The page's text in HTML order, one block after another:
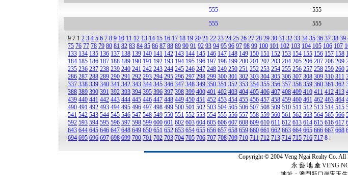
555
555
555
555
9 712 3 4 5 6 7 8 9 10 11 12 13 14 15 16 17 18 19 20 21 22 23 24 25 26 27 28 29 30 31 32 33 34 35 36 37 38 39
75 76 77 78 79 80 81 82 83 84 85 86 87 88 89 90 91 92 93 94 95 96 97 98 99 100 101 102 103 104 105 106 107
133 134 135 136 137 138 139 140 141 142 143 144 145 146 147 148 149 150 151 152 153 154 155 156 157 158
184 185 186 187 188 189 190 191 192 193 194 195 196 197 198 199 200 201 202 203 204 205 206 207 208 209
235 236 237 238 239 240 241 242 243 244 245 246 247 248 249 250 251 252 253 254 255 256 257 258 259 260
286 287 288 289 290 291 292 293 294 295 296 297 298 299 300 301 302 303 304 305 306 307 308 309 310 311
337 338 339 340 341 342 343 344 345 346 347 348 349 350 351 352 353 354 355 356 357 358 359 360 361 362
388 389 390 391 392 393 394 395 396 397 398 399 400 401 402 403 404 405 406 407 408 409 410 411 412 413
439 440 441 442 443 444 445 446 447 448 449 450 451 452 453 454 455 456 457 458 459 460 461 462 463 464
490 491 492 493 494 495 496 497 498 499 500 501 502 503 504 505 506 507 508 509 510 511 512 513 514 515
541 542 543 544 545 546 547 548 549 550 551 552 553 554 555 556 557 558 559 560 561 562 563 564 565 566
592 593 594 595 596 597 598 599 600 601 602 603 604 605 606 607 608 609 610 611 612 613 614 615 616 617
643 644 645 646 647 648 649 650 651 652 653 654 655 656 657 658 659 660 661 662 663 664 665 666 667 668
694 695 696 697 698 699 700 701 702 703 704 705 706 707 708 709 710 711 712 713 714 715 716 717 8 :
Copyright © 2004 Veng Ngai Realty Co.
永 藝 地 產 VENG